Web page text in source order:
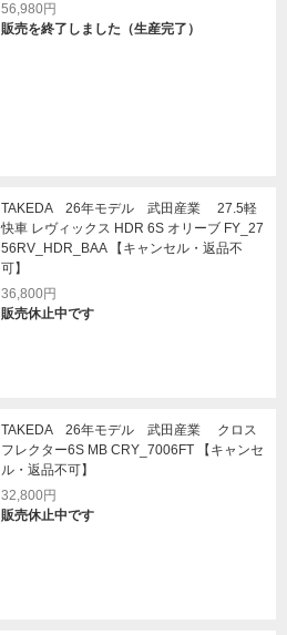
56,980円
販売を終了しました（生産完了）
TAKEDA 26年モデル 武田産業 27.5軽
快車 レヴィックス HDR 6S オリーブ FY_27
56RV_HDR_BAA 【キャンセル・返品不
可】
36,800円
販売休止中です
TAKEDA 26年モデル 武田産業 クロス
フレクター6S MB CRY_7006FT 【キャンセ
ル・返品不可】
32,800円
販売休止中です